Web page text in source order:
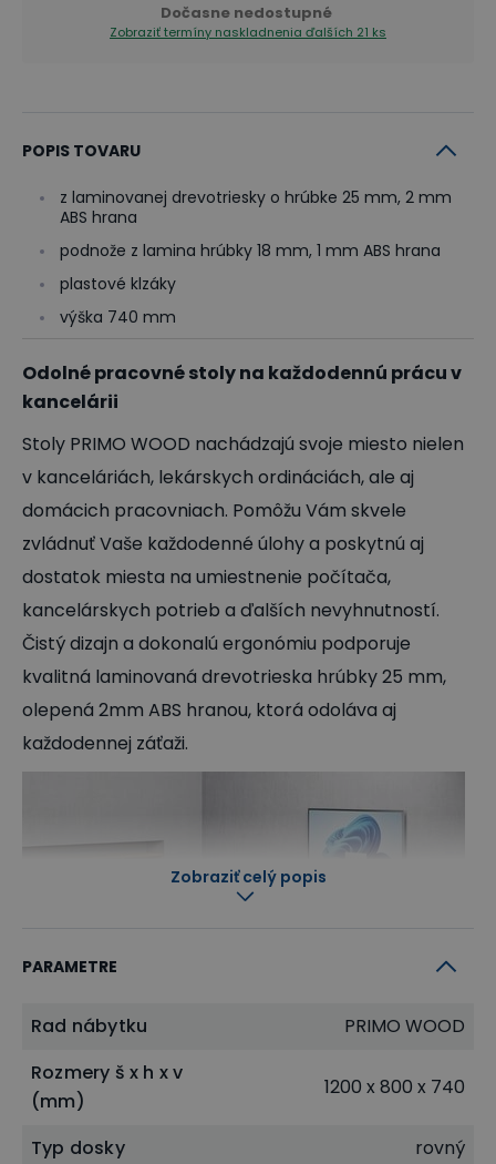
Dočasne nedostupné
Zobraziť termíny naskladnenia ďalších 21 ks
POPIS TOVARU
z laminovanej drevotriesky o hrúbke 25 mm, 2 mm
ABS hrana
podnože z lamina hrúbky 18 mm, 1 mm ABS hrana
plastové klzáky
výška 740 mm
Odolné pracovné stoly na každodennú prácu v
kancelárii
Stoly PRIMO WOOD nachádzajú svoje miesto nielen
v kanceláriách, lekárskych ordináciách, ale aj
domácich pracovniach. Pomôžu Vám skvele
zvládnuť Vaše každodenné úlohy a poskytnú aj
dostatok miesta na umiestnenie počítača,
kancelárskych potrieb a ďalších nevyhnutností.
Čistý dizajn a dokonalú ergonómiu podporuje
kvalitná laminovaná drevotrieska hrúbky 25 mm,
olepená 2mm ABS hranou, ktorá odoláva aj
každodennej záťaži.
Vyberte si rozmer desky, ktorý Vám vyhovuje
Zobraziť celý popis
PARAMETRE
Rad nábytku
PRIMO WOOD
Rozmery š x h x v
(mm)
1200 x 800 x 740
Typ dosky
rovný